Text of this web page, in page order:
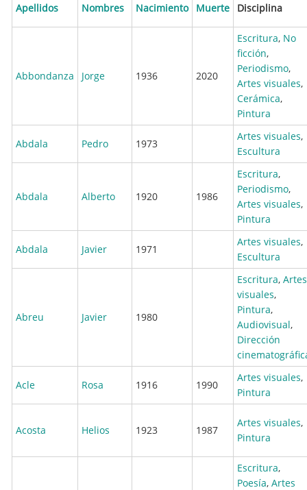
Apellidos Nombres Nacimiento Muerte Disciplina
Abbondanza Jorge 1936 2020
Escritura, No
ficción,
Periodismo,
Artes visuales,
Cerámica,
Pintura
Abdala Pedro 1973
Artes visuales,
Escultura
Abdala Alberto 1920 1986
Escritura,
Periodismo,
Artes visuales,
Pintura
Abdala Javier 1971
Artes visuales,
Escultura
Abreu Javier 1980
Escritura, Artes
visuales,
Pintura,
Audiovisual,
Dirección
Acle Rosa 1916 1990
Artes visuales,
Pintura
Acosta Helios 1923 1987
Artes visuales,
Pintura
Escritura,
Poesía, Artes